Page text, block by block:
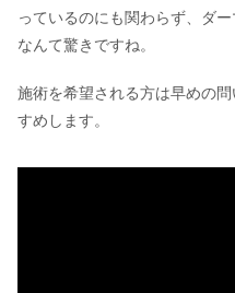
っているのにも関わらず、ダ
なんて驚きですね。
施術を希望される方は早めの
すめします。